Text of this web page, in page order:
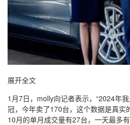
展开全文
1月7日，molly向记者表示，“2024年
冠，今年卖了170台，这个数据是真实
10月的单月成交量有27台，一天最多